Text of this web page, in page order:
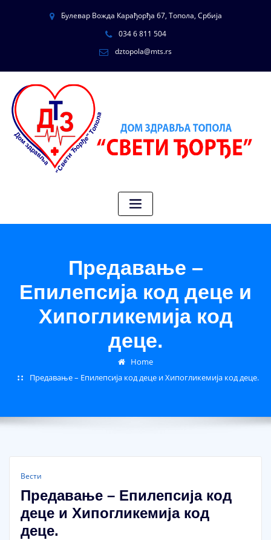
Булевар Вожда Карађорђа 67, Топола, Србија
034 6 811 504
dztopola@mts.rs
Предавање –
Епилепсија код деце и
Хипогликемија код
деце.
Home
Предавање – Епилепсија код деце и Хипогликемија код деце.
Вести
Предавање – Епилепсија код
деце и Хипогликемија код
деце.